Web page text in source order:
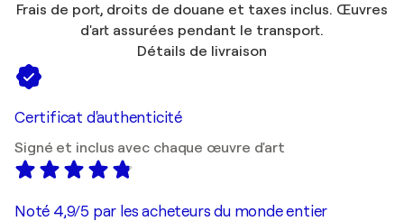
Frais de port, droits de douane et taxes inclus. Œuvres
d'art assurées pendant le transport.
Détails de livraison
Certificat d'authenticité
Signé et inclus avec chaque œuvre d'art
Noté 4,9/5 par les acheteurs du monde entier